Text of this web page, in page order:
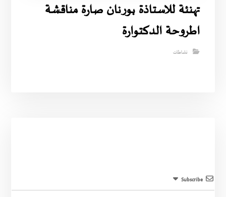
تهنئة للاستاذة بورنان صارة مناقشة
اطروحة الدكتوارة
نشاطات
Subscribe